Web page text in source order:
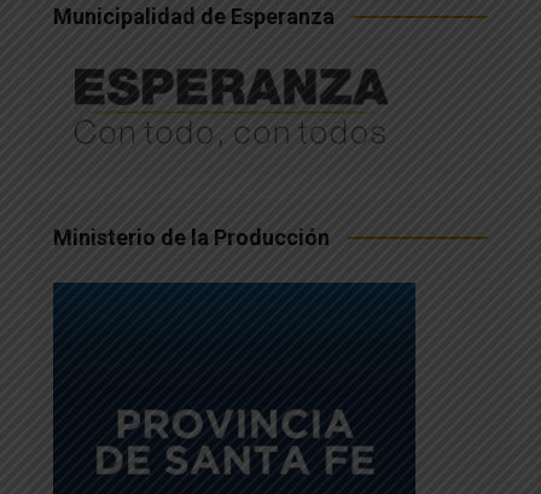
Municipalidad de Esperanza
Ministerio de la Producción